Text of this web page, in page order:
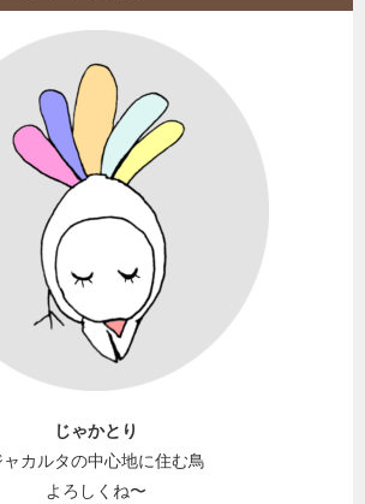
じゃかとり
ャカルタの中心地に住む鳥
よろしくね〜